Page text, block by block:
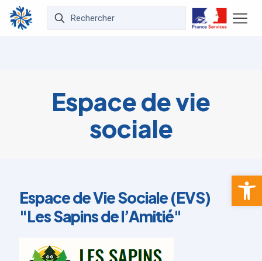
Ouvrir
Espace de vie
sociale
Espace de Vie Sociale (EVS)
"Les Sapins de l’Amitié"